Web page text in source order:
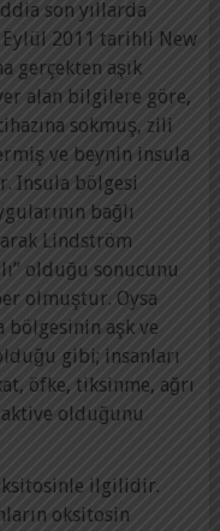
son yıllarda
Eylül 2011 tarihli New
gerçekten aşık
alan bilgilere göre,
sokmuş, zili
ve beynin insula
Insula bölgesi
bağlı
Lindström
olduğu sonucunu
olmuştur. Oysa
aşk ve
gibi; insanları
öfke, tiksinme, ağrı
olduğunu
ilgilidir.
oksitosin